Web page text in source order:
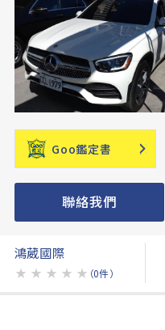
Goo鑑定書
聯絡我們
鴻葳國際
★ ★ ★ ★ ★ （0件）